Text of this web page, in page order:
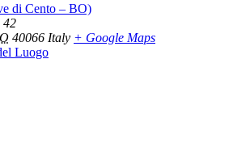
di Cento – BO)
42
40066 Italy + Google Maps
Luogo